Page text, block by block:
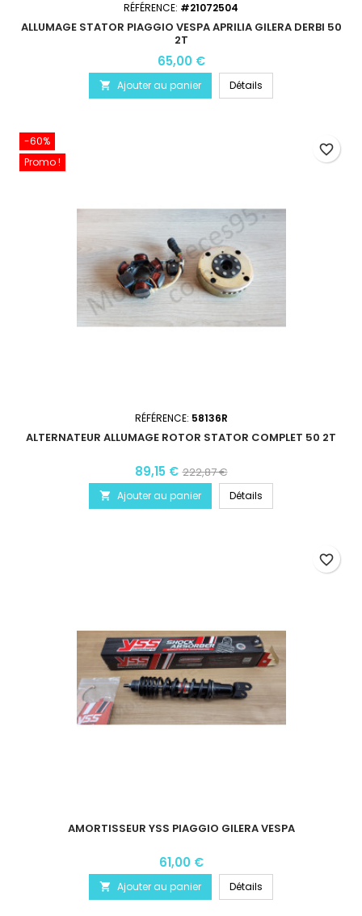
RÉFÉRENCE: #21072504
ALLUMAGE STATOR PIAGGIO VESPA APRILIA GILERA DERBI 50
2T
65,00 €
 Ajouter au panier Détails
-60%
Promo !
RÉFÉRENCE: 58136R
ALTERNATEUR ALLUMAGE ROTOR STATOR COMPLET 50 2T
89,15 € 222,87 €
 Ajouter au panier Détails
favorite_border
AMORTISSEUR YSS PIAGGIO GILERA VESPA
61,00 €
 Ajouter au panier Détails
favorite_border